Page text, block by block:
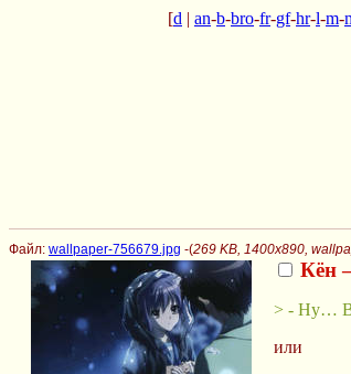
[d | an-b-bro-fr-gf-hr-l-m-
Файл: wallpaper-756679.jpg -(269 KB, 1400x890,
Кён
> - Ну…
или